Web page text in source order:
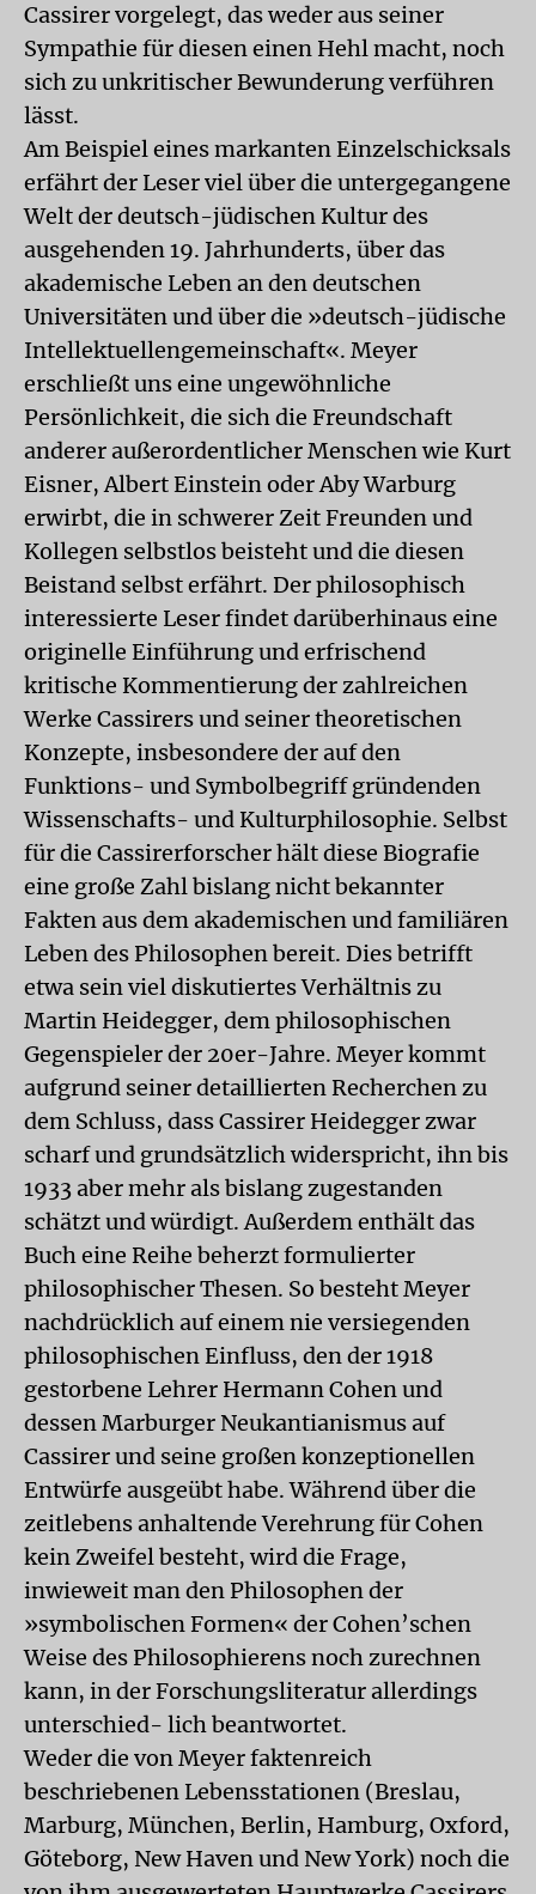
Cassirer vorgelegt, das weder aus seiner
Sympathie für diesen einen Hehl macht, noch
sich zu unkritischer Bewunderung verführen
lässt.
Am Beispiel eines markanten Einzelschicksals
erfährt der Leser viel über die untergegangene
Welt der deutsch-jüdischen Kultur des
ausgehenden 19. Jahrhunderts, über das
akademische Leben an den deutschen
Universitäten und über die »deutsch-jüdische
Intellektuellengemeinschaft«. Meyer
erschließt uns eine ungewöhnliche
Persönlichkeit, die sich die Freundschaft
anderer außerordentlicher Menschen wie Kurt
Eisner, Albert Einstein oder Aby Warburg
erwirbt, die in schwerer Zeit Freunden und
Kollegen selbstlos beisteht und die diesen
Beistand selbst erfährt. Der philosophisch
interessierte Leser findet darüberhinaus eine
originelle Einführung und erfrischend
kritische Kommentierung der zahlreichen
Werke Cassirers und seiner theoretischen
Konzepte, insbesondere der auf den
Funktions- und Symbolbegriff gründenden
Wissenschafts- und Kulturphilosophie. Selbst
für die Cassirerforscher hält diese Biografie
eine große Zahl bislang nicht bekannter
Fakten aus dem akademischen und familiären
Leben des Philosophen bereit. Dies betrifft
etwa sein viel diskutiertes Verhältnis zu
Martin Heidegger, dem philosophischen
Gegenspieler der 20er-Jahre. Meyer kommt
aufgrund seiner detaillierten Recherchen zu
dem Schluss, dass Cassirer Heidegger zwar
scharf und grundsätzlich widerspricht, ihn bis
1933 aber mehr als bislang zugestanden
schätzt und würdigt. Außerdem enthält das
Buch eine Reihe beherzt formulierter
philosophischer Thesen. So besteht Meyer
nachdrücklich auf einem nie versiegenden
philosophischen Einfluss, den der 1918
gestorbene Lehrer Hermann Cohen und
dessen Marburger Neukantianismus auf
Cassirer und seine großen konzeptionellen
Entwürfe ausgeübt habe. Während über die
zeitlebens anhaltende Verehrung für Cohen
kein Zweifel besteht, wird die Frage,
inwieweit man den Philosophen der
»symbolischen Formen« der Cohen’schen
Weise des Philosophierens noch zurechnen
kann, in der Forschungsliteratur allerdings
unterschied- lich beantwortet.
Weder die von Meyer faktenreich
beschriebenen Lebensstationen (Breslau,
Marburg, München, Berlin, Hamburg, Oxford,
Göteborg, New Haven und New York) noch die